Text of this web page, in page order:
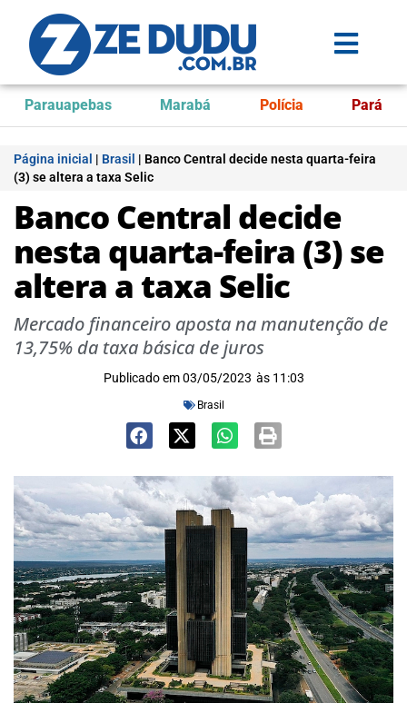
Parauapebas Marabá Polícia Pará
Página inicial | Brasil | Banco Central decide nesta quarta-feira
(3) se altera a taxa Selic
Banco Central decide
nesta quarta-feira (3) se
altera a taxa Selic
Mercado financeiro aposta na manutenção de
13,75% da taxa básica de juros
Publicado em 03/05/2023 às 11:03
Brasil